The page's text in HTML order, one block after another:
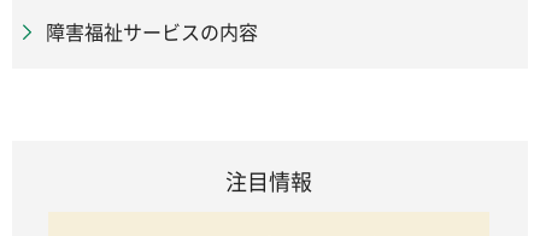
障害福祉サービスの内容
注目情報